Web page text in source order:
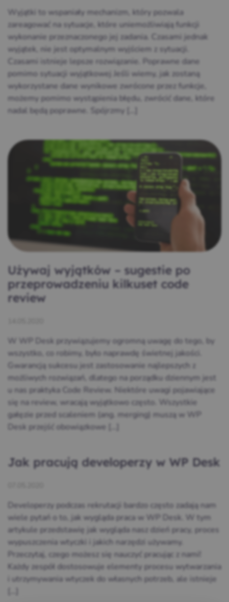
Wyjątki to wspaniały mechanizm, który pozwala
zareagować na sytuacje, które uniemożliwiają funkcji
wykonanie przeznaczonego jej zadania. Czasami jednak
wyjątek, nie jest optymalnym wyjściem z sytuacji.
Czasami istnieje lepsze rozwiązanie. Poprawne dane
pomimo sytuacji wyjątkowej Jeśli wiemy, jak zostaną
wykorzystane dane wynikowe zwrócone przez funkcje,
możemy pomimo wystąpienia błędu, zwrócić dane, które
nadal będą poprawne. Spójrzmy […]
Używaj wyjątków – sugestie po
przeprowadzeniu kilkuset code
review
W WP Desk przywiązujemy ogromną uwagę do tego, by
wszystko, co robimy, było naprawdę świetnej jakości.
Gwarancją sukcesu jest zastosowanie najlepszych z
możliwych rozwiązań, dlatego na porządku dziennym jest
u nas praktyka Code Review. Niektóre uwagi pojawiające
się na review, wracają wyjątkowo często. Wszystkie
gałęzie przed scaleniem (ang. merging) muszą w WP
Desk przejść obowiązkowe […]
Jak pracują developerzy w WP Desk
Developerzy podczas rekrutacji bardzo często zadają nam
wiele pytań o to, jak wygląda praca w WP Desk. W tym
artykule przedstawię jak wygląda nasz dzień pracy, proces
wypuszczenia wtyczki i jakich narzędzi używamy.
Przeczytaj, czego możesz się nauczyć pracując z nami!
Każdy zespół dostosowuje elementy procesu wytwarzania
i utrzymywania wtyczek do własnych potrzeb, ale istnieje